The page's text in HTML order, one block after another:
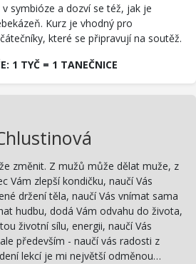
symbióze a dozví se též, jak je
Kurz je vhodný pro
které se připravují na soutěž.
1 TYČ = 1 TANEČNICE
změnit. Z mužů může dělat muže, z
Vám zlepší kondičku, naučí Vás
držení těla, naučí Vás vnímat sama
hudbu, dodá Vám odvahu do života,
životní sílu, energii, naučí Vás
především - naučí vás radosti z
lekcí je mi největší odměnou…